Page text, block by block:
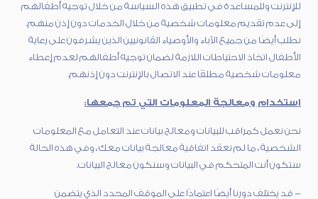
للإنترنت وللمساعدة في تطبيق هذه السياسة من خلال توجيه أطفالهم
إلى عدم تقديم معلومات شخصية من خلال الخدمات دون إذن منهم.
نطلب أيضًا من جميع الآباء والأوصياء القانونيين الذين يشرفون على رعاية
الأطفال اتخاذ الاحتياطات اللازمة لضمان توجيه أطفالهم لعدم إعطاء
معلومات شخصية مطلقًا عند الاتصال بالإنترنت دون إذنهم.
استخدام ومعالجة المعلومات التي تم جمعها:
نحن نعمل كمراقب للبيانات ومعالج بيانات عند التعامل مع المعلومات
الشخصية ، ما لم نعقد اتفاقية معالجة بيانات معك ، وفي هذه الحالة
ستكون أنت المتحكم في البيانات وسنكون معالج البيانات.
- قد يختلف دورنا أيضًا اعتمادًا على الموقف المحدد الذي يتضمن